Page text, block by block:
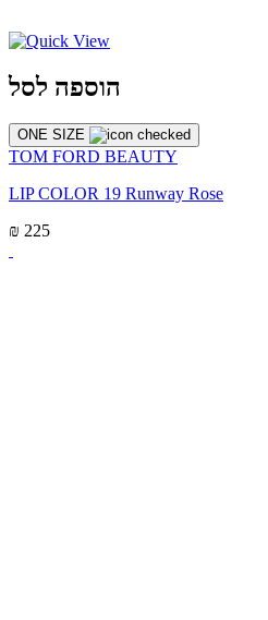
הוספה לסל
ONE SIZE
TOM FORD BEAUTY
LIP COLOR 19 Runway Rose
₪ 225